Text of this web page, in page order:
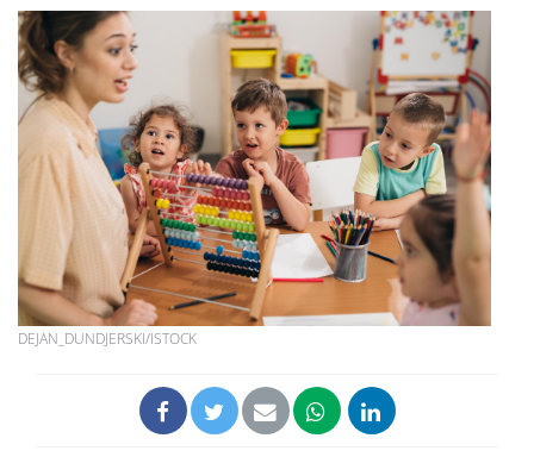
DEJAN_DUNDJERSKI/ISTOCK